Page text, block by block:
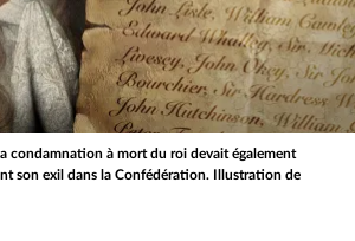
condamnation à mort du roi devait également
son exil dans la Confédération. Illustration de